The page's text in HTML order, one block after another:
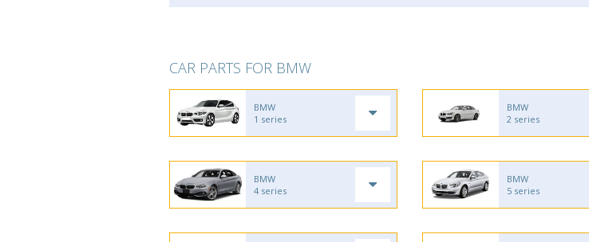
CAR PARTS FOR BMW
BMW
1 series
BMW
2 series
BMW
4 series
BMW
5 series